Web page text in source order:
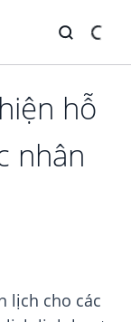
hỗ
nhân
lịch cho các